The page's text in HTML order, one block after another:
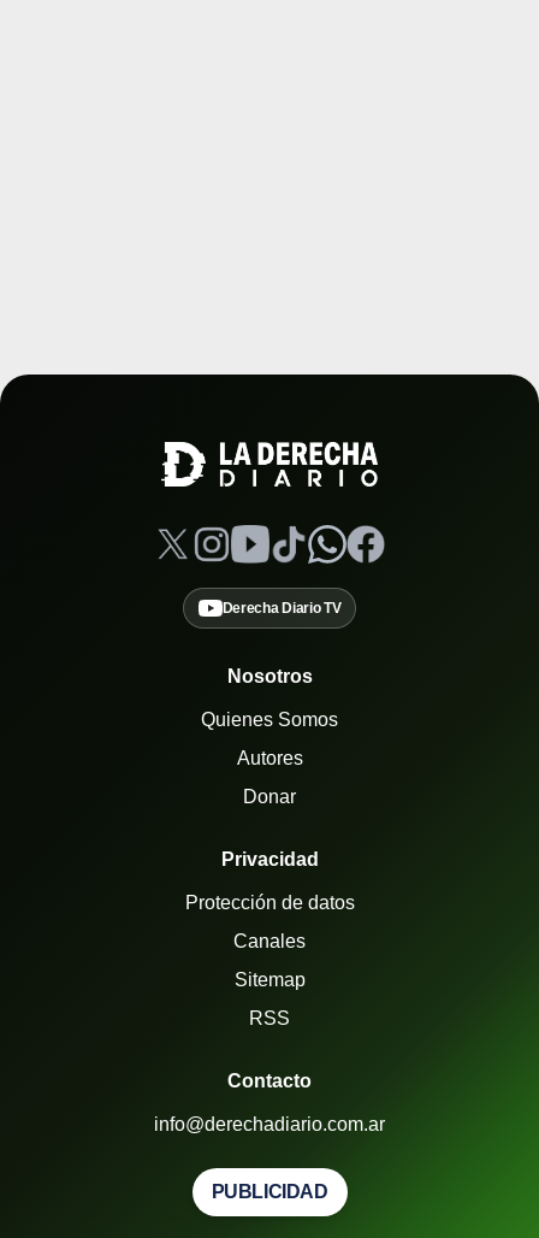
Derecha Diario TV
Nosotros
Quienes Somos
Autores
Donar
Privacidad
Protección de datos
Canales
Sitemap
RSS
Contacto
info@derechadiario.com.ar
PUBLICIDAD